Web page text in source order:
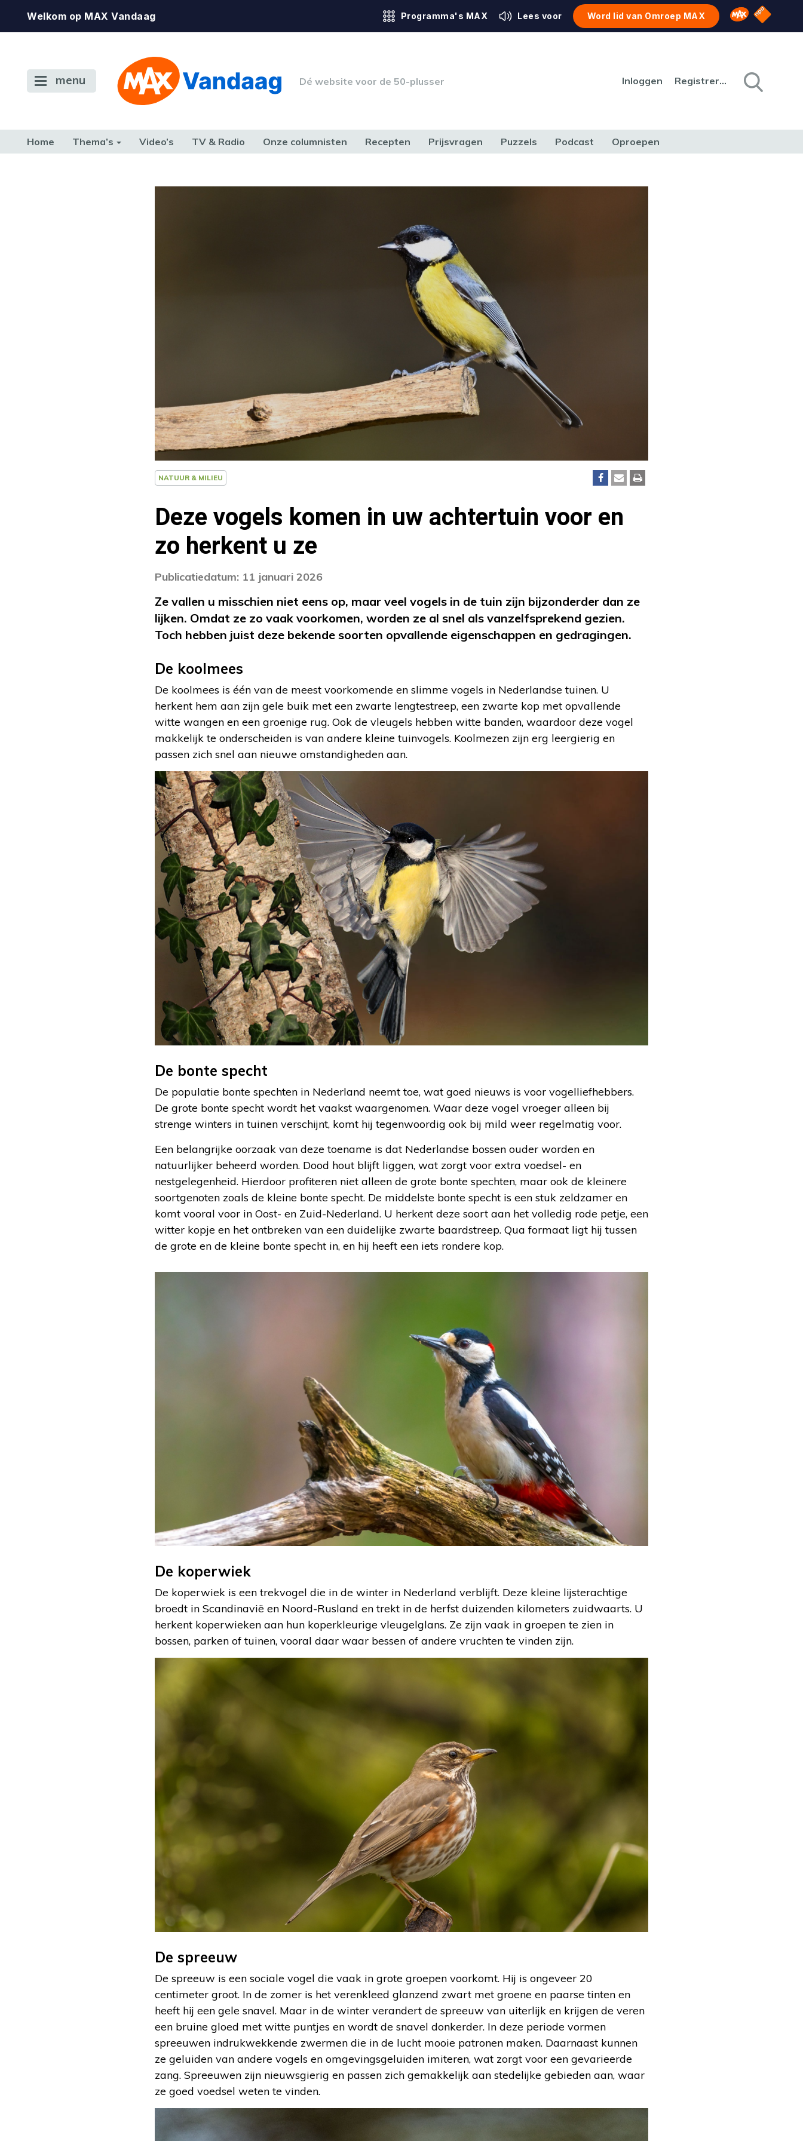
Welkom op MAX Vandaag Programma's MAX Lees voor Word lid van Omroep MAX Omroep MAX
NPO
menu Dé website voor de 50-plusser Inloggen Registreren
Home Thema’s Video’s TV & Radio Onze columnisten Recepten Prijsvragen Puzzels Podcast Oproepen
NATUUR & MILIEU
Deze vogels komen in uw achtertuin voor en
zo herkent u ze
Publicatiedatum: 11 januari 2026
Ze vallen u misschien niet eens op, maar veel vogels in de tuin zijn bijzonderder dan ze
lijken. Omdat ze zo vaak voorkomen, worden ze al snel als vanzelfsprekend gezien.
Toch hebben juist deze bekende soorten opvallende eigenschappen en gedragingen.
De koolmees
De koolmees is één van de meest voorkomende en slimme vogels in Nederlandse tuinen. U
herkent hem aan zijn gele buik met een zwarte lengtestreep, een zwarte kop met opvallende
witte wangen en een groenige rug. Ook de vleugels hebben witte banden, waardoor deze vogel
makkelijk te onderscheiden is van andere kleine tuinvogels. Koolmezen zijn erg leergierig en
passen zich snel aan nieuwe omstandigheden aan.
De bonte specht
De populatie bonte spechten in Nederland neemt toe, wat goed nieuws is voor vogelliefhebbers.
De grote bonte specht wordt het vaakst waargenomen. Waar deze vogel vroeger alleen bij
strenge winters in tuinen verschijnt, komt hij tegenwoordig ook bij mild weer regelmatig voor.
Een belangrijke oorzaak van deze toename is dat Nederlandse bossen ouder worden en
natuurlijker beheerd worden. Dood hout blijft liggen, wat zorgt voor extra voedsel- en
nestgelegenheid. Hierdoor profiteren niet alleen de grote bonte spechten, maar ook de kleinere
soortgenoten zoals de kleine bonte specht. De middelste bonte specht is een stuk zeldzamer en
komt vooral voor in Oost- en Zuid-Nederland. U herkent deze soort aan het volledig rode petje, een
witter kopje en het ontbreken van een duidelijke zwarte baardstreep. Qua formaat ligt hij tussen
de grote en de kleine bonte specht in, en hij heeft een iets rondere kop.
De koperwiek
De koperwiek is een trekvogel die in de winter in Nederland verblijft. Deze kleine lijsterachtige
broedt in Scandinavië en Noord-Rusland en trekt in de herfst duizenden kilometers zuidwaarts. U
herkent koperwieken aan hun koperkleurige vleugelglans. Ze zijn vaak in groepen te zien in
bossen, parken of tuinen, vooral daar waar bessen of andere vruchten te vinden zijn.
De spreeuw
De spreeuw is een sociale vogel die vaak in grote groepen voorkomt. Hij is ongeveer 20
centimeter groot. In de zomer is het verenkleed glanzend zwart met groene en paarse tinten en
heeft hij een gele snavel. Maar in de winter verandert de spreeuw van uiterlijk en krijgen de veren
een bruine gloed met witte puntjes en wordt de snavel donkerder. In deze periode vormen
spreeuwen indrukwekkende zwermen die in de lucht mooie patronen maken. Daarnaast kunnen
ze geluiden van andere vogels en omgevingsgeluiden imiteren, wat zorgt voor een gevarieerde
zang. Spreeuwen zijn nieuwsgierig en passen zich gemakkelijk aan stedelijke gebieden aan, waar
ze goed voedsel weten te vinden.